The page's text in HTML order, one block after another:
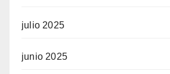
julio 2025
junio 2025